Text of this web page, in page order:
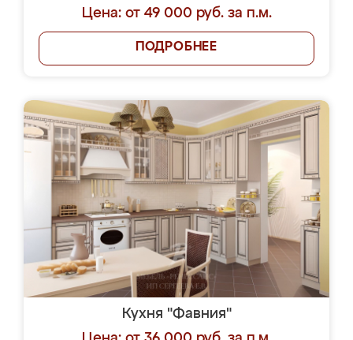
Цена: от 49 000 руб. за п.м.
ПОДРОБНЕЕ
Кухня "Фавния"